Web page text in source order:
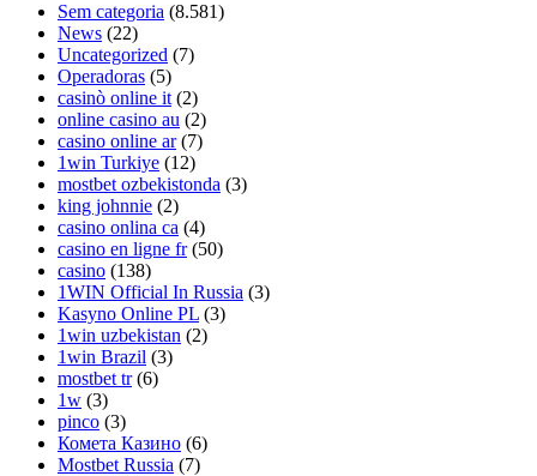
Sem categoria (8.581)
News (22)
Uncategorized (7)
Operadoras (5)
casinò online it (2)
online casino au (2)
casino online ar(7)
1win Turkiye (12)
mostbet ozbekistonda (3)
king johnnie (2)
casino onlina ca (4)
casino en ligne fr(50)
casino (138)
1WIN Official In Russia (3)
Kasyno Online PL (3)
1win uzbekistan (2)
1win Brazil (3)
mostbet tr(6)
1w (3)
pinco (3)
Комета Казино (6)
Mostbet Russia (7)